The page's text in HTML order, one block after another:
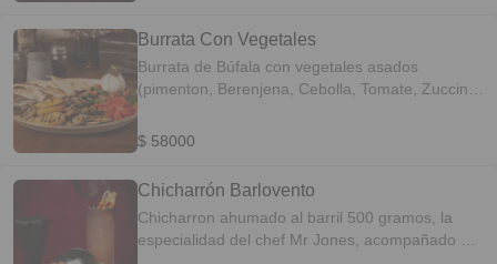
Burrata Con Vegetales
Burrata de Búfala con vegetales asados
(pimenton, Berenjena, Cebolla, Tomate, Zuccini
$ 58000
Chicharrón Barlovento
Chicharron ahumado al barril 500 gramos, la
especialidad del chef Mr Jones, acompañado de